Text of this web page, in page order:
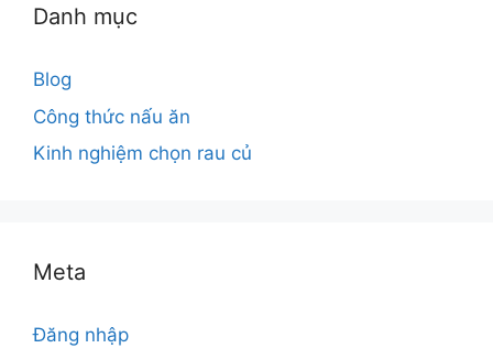
Danh mục
Blog
Công thức nấu ăn
Kinh nghiệm chọn rau củ
Meta
Đăng nhập